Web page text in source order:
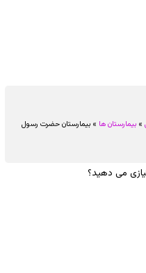
»بیمارستان ها »بیمارستان حضرت رسول
می دهید؟